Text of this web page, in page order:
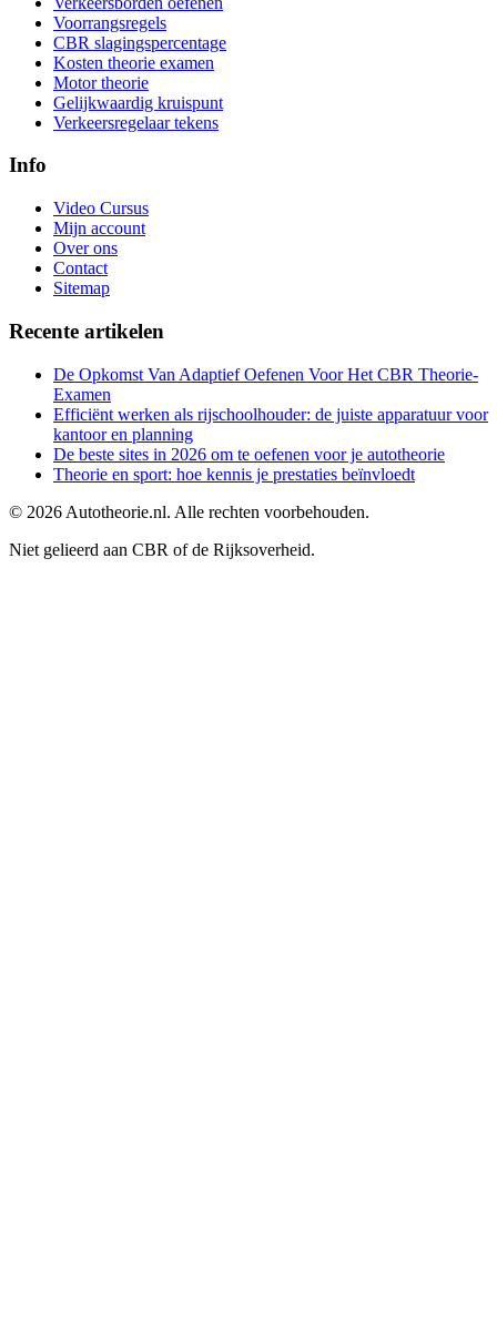
Voorrangsregels
CBR slagingspercentage
Kosten theorie examen
Motor theorie
Gelijkwaardig kruispunt
Verkeersregelaar tekens
Info
Video Cursus
Mijn account
Over ons
Contact
Sitemap
Recente artikelen
De Opkomst Van Adaptief Oefenen Voor Het CBR Theorie-
Examen
Efficiënt werken als rijschoolhouder: de juiste apparatuur voor
kantoor en planning
De beste sites in 2026 om te oefenen voor je autotheorie
Theorie en sport: hoe kennis je prestaties beïnvloedt
© 2026 Autotheorie.nl. Alle rechten voorbehouden.
Niet gelieerd aan CBR of de Rijksoverheid.